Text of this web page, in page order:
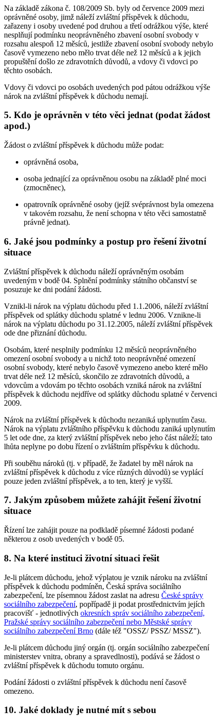
Na základě zákona č. 108/2009 Sb. byly od července 2009 mezi
oprávněné osoby, jimž náleží zvláštní příspěvek k důchodu,
zařazeny i osoby uvedené pod druhou a třetí odrážkou výše, které
nesplňují podmínku neoprávněného zbavení osobní svobody v
rozsahu alespoň 12 měsíců, jestliže zbavení osobní svobody nebylo
časově vymezeno nebo mělo trvat déle než 12 měsíců a k jejich
propuštění došlo ze zdravotních důvodů, a vdovy či vdovci po
těchto osobách.
Vdovy či vdovci po osobách uvedených pod pátou odrážkou výše
nárok na zvláštní příspěvek k důchodu nemají.
5. Kdo je oprávněn v této věci jednat (podat žádost
apod.)
Žádost o zvláštní příspěvek k důchodu může podat:
oprávněná osoba,
osoba jednající za oprávněnou osobu na základě plné moci
(zmocněnec),
opatrovník oprávněné osoby (jejíž svéprávnost byla omezena
v takovém rozsahu, že není schopna v této věci samostatně
právně jednat).
6. Jaké jsou podmínky a postup pro řešení životní
situace
Zvláštní příspěvek k důchodu náleží oprávněným osobám
uvedeným v bodě 04. Splnění podmínky státního občanství se
posuzuje ke dni podání žádosti.
Vznikl-li nárok na výplatu důchodu před 1.1.2006, náleží zvláštní
příspěvek od splátky důchodu splatné v lednu 2006. Vznikne-li
nárok na výplatu důchodu po 31.12.2005, náleží zvláštní příspěvek
ode dne přiznání důchodu.
Osobám, které nesplnily podmínku 12 měsíců neoprávněného
omezení osobní svobody a u nichž toto neoprávněné omezení
osobní svobody, které nebylo časově vymezeno anebo které mělo
trvat déle než 12 měsíců, skončilo ze zdravotních důvodů, a
vdovcům a vdovám po těchto osobách vzniká nárok na zvláštní
příspěvek k důchodu nejdříve od splátky důchodu splatné v červenci
2009.
Nárok na zvláštní příspěvek k důchodu nezaniká uplynutím času.
Nárok na výplatu zvláštního příspěvku k důchodu zaniká uplynutím
5 let ode dne, za který zvláštní příspěvek nebo jeho část náleží; tato
lhůta neplyne po dobu řízení o zvláštním příspěvku k důchodu.
Při souběhu nároků (tj. v případě, že žadatel by měl nárok na
zvláštní příspěvek k důchodu z více různých důvodů) se vyplácí
pouze jeden zvláštní příspěvek, a to ten, který je vyšší.
7. Jakým způsobem můžete zahájit řešení životní
situace
Řízení lze zahájit pouze na podkladě písemné žádosti podané
některou z osob uvedených v bodě 05.
8. Na které instituci životní situaci řešit
Je-li plátcem důchodu, jehož výplatou je vznik nároku na zvláštní
příspěvek k důchodu podmíněn, Česká správa sociálního
zabezpečení, lze písemnou žádost zaslat na adresu České správy
sociálního zabezpečení, popřípadě ji podat prostřednictvím jejích
pracovišť - jednotlivých okresních správ sociálního zabezpečení,
Pražské správy sociálního zabezpečení nebo Městské správy
sociálního zabezpečení Brno (dále též "OSSZ/ PSSZ/ MSSZ").
Je-li plátcem důchodu jiný orgán (tj. orgán sociálního zabezpečení
ministerstev vnitra, obrany a spravedlnosti), podává se žádost o
zvláštní příspěvek k důchodu tomuto orgánu.
Podání žádosti o zvláštní příspěvek k důchodu není časově
omezeno.
10. Jaké doklady je nutné mít s sebou